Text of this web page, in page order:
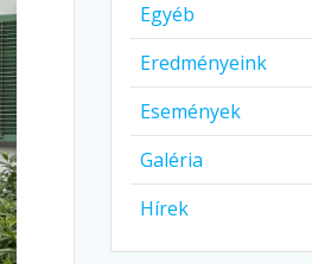
Egyéb
Eredményeink
Események
Galéria
Hírek